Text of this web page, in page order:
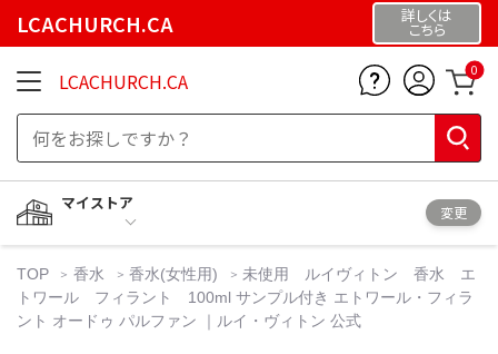
LCACHURCH.CA 詳しくは
こちら
LCACHURCH.CA 0
マイストア
変更
TOP 香水 香水(女性用)
未使用 ルイヴィトン 香水 エ
トワール フィラント 100ml サンプル付き エトワール・フィラ
ント オードゥ パルファン ｜ルイ・ヴィトン 公式